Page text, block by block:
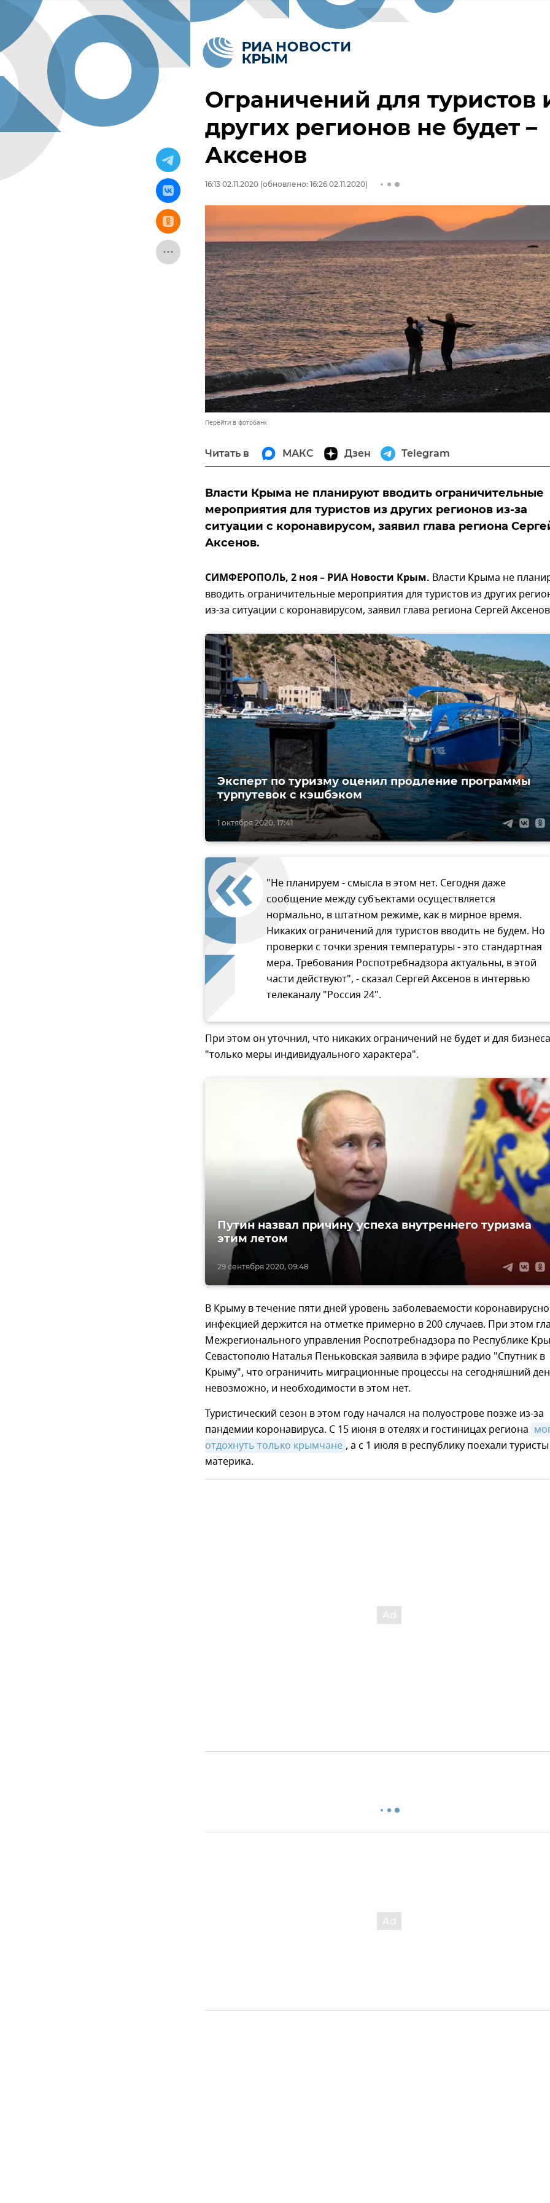
Ограничений для туристов
других регионов не будет –
Аксенов
16:13 02.11.2020 (обновлено: 16:26 02.11.2020)
Перейти в фотобанк
Читать в МАКС Дзен Telegram
Власти Крыма не планируют вводить ограничительные
мероприятия для туристов из других регионов из-за
ситуации с коронавирусом, заявил глава региона
Аксенов.
СИМФЕРОПОЛЬ, 2 ноя – РИА Новости Крым. Власти Крыма не
вводить ограничительные мероприятия для туристов из других
из-за ситуации с коронавирусом, заявил глава региона Сергей
1 октября 2020, 17:41
Эксперт по туризму оценил продление программы
турпутевок с кэшбэком
"Не планируем - смысла в этом нет. Сегодня даже
сообщение между субъектами осуществляется
нормально, в штатном режиме, как в мирное время.
Никаких ограничений для туристов вводить не будем. Но
проверки с точки зрения температуры - это стандартная
мера. Требования Роспотребнадзора актуальны, в этой
части действуют", - сказал Сергей Аксенов в интервью
телеканалу "Россия 24".
При этом он уточнил, что никаких ограничений не будет и для
"только меры индивидуального характера".
29 сентября 2020, 09:48
Путин назвал причину успеха внутреннего туризма
этим летом
В Крыму в течение пяти дней уровень заболеваемости
инфекцией держится на отметке примерно в 200 случаев. При этом
Межрегионального управления Роспотребнадзора по Республике
Севастополю Наталья Пеньковская заявила в эфире радио "Спутник в
Крыму", что ограничить миграционные процессы на сегодняшний
невозможно, и необходимости в этом нет.
Туристический сезон в этом году начался на полуострове позже из-за
пандемии коронавируса. С 15 июня в отелях и гостиницах региона
отдохнуть только крымчане , а с 1 июля в республику поехали
материка.